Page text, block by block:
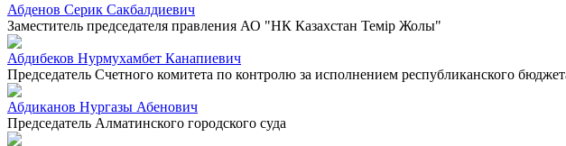
Абденов Серик Сакбалдиевич
Заместитель председателя правления АО "НК Казахстан Темiр Жолы"
Абдибеков Нурмухамбет Канапиевич
Председатель Счетного комитета по контролю за исполнением республиканского
Абдиканов Нургазы Абенович
Председатель Алматинского городского суда